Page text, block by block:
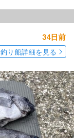
34日前
釣り船詳細を見る